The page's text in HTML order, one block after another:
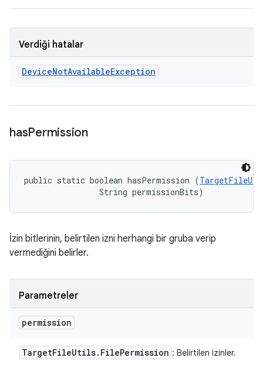
Verdiği hatalar
DeviceNotAvailableException
hasPermission
public static boolean hasPermission (
                String permissionBits)
İzin bitlerinin, belirtilen izni herhangi bir gruba verip
vermediğini belirler.
Parametreler
permission
TargetFileUtils. FilePermission : Belirtilen izinler.